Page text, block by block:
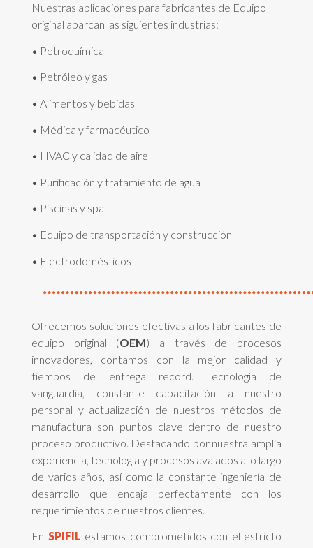
Nuestras aplicaciones para fabricantes de Equipo
original abarcan las siguientes industrias:
• Petroquímica
• Petróleo y gas
• Alimentos y bebidas
• Médica y farmacéutico
• HVAC y calidad de aire
• Purificación y tratamiento de agua
• Piscinas y spa
• Equipo de transportación y construcción
• Electrodomésticos
Ofrecemos soluciones efectivas a los fabricantes de
equipo original (OEM) a través de procesos
innovadores, contamos con la mejor calidad y
tiempos de entrega record. Tecnología de
vanguardia, constante capacitación a nuestro
personal y actualización de nuestros métodos de
manufactura son puntos clave dentro de nuestro
proceso productivo. Destacando por nuestra amplia
experiencia, tecnología y procesos avalados a lo largo
de varios años, así como la constante ingeniería de
desarrollo que encaja perfectamente con los
requerimientos de nuestros clientes.
En SPIFIL estamos comprometidos con el estricto